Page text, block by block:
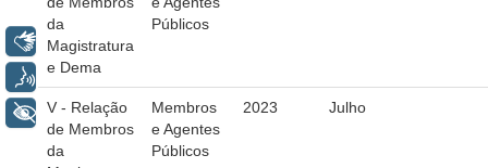
Sites Institucionais
Biblioteca
Centro de Memória
Educação a distância
da
Magistratura
e Dema
Públicos
V - Relação
de Membros
da
Membros
e Agentes
Públicos
2023 Julho
Libras
Voz
+ Acessibilidade